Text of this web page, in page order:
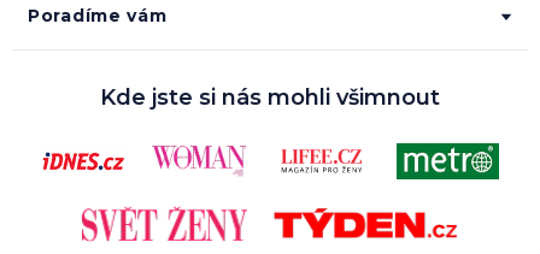
Poradíme vám
Kde jste si nás mohli všimnout